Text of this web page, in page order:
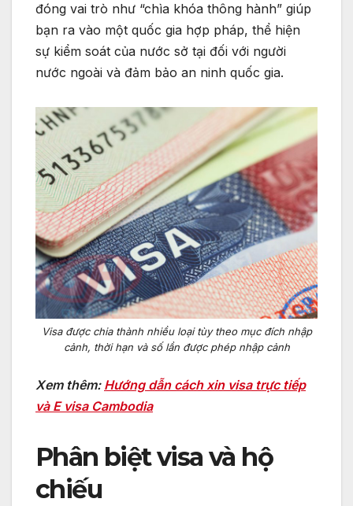
đóng vai trò như “chìa khóa thông hành” giúp
bạn ra vào một quốc gia hợp pháp, thể hiện
sự kiểm soát của nước sở tại đối với người
nước ngoài và đảm bảo an ninh quốc gia.
Visa được chia thành nhiều loại tùy theo mục đích nhập
cảnh, thời hạn và số lần được phép nhập cảnh
Xem thêm: Hướng dẫn cách xin visa trực tiếp
và E visa Cambodia
Phân biệt visa và hộ
chiếu